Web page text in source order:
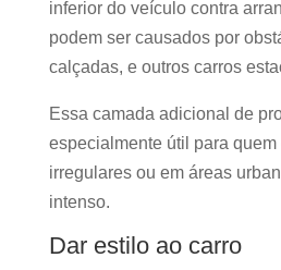
inferior do veículo contra
podem ser causados por
calçadas, e outros carros
Essa camada adicional de
especialmente útil para
irregulares ou em áreas
intenso.
Dar estilo ao carro